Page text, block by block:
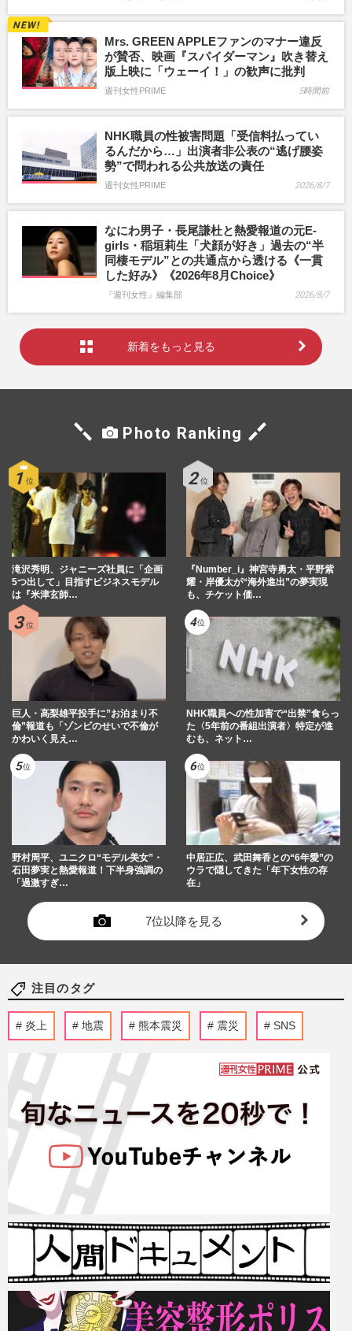
Mrs. GREEN APPLEファンのマナー違反
が賛否、映画『スパイダーマン』吹き替え
版上映に「ウェーイ！」の歓声に批判
週刊女性PRIME 5時間前
NHK職員の性被害問題「受信料払ってい
るんだから…」出演者非公表の“逃げ腰姿
勢”で問われる公共放送の責任
週刊女性PRIME 2026/8/7
なにわ男子・長尾謙杜と熱愛報道の元E-
girls・稲垣莉生「犬顔が好き」過去の“半
同棲モデル”との共通点から透ける《一貫
した好み》《2026年8月Choice》
『週刊女性』編集部 2026/8/7
新着をもっと見る
Photo Ranking
滝沢秀明、ジャニーズ社員に「企画
5つ出して」目指すビジネスモデル
は『米津玄師…
『Number_i』神宮寺勇太・平野紫
耀・岸優太が“海外進出”の夢実現
も、チケット価…
巨人・高梨雄平投手に”お泊まり不
倫”報道も「ゾンビのせいで不倫が
かわいく見え…
NHK職員への性加害で“出禁”食らっ
た〈5年前の番組出演者〉特定が進
むも、ネット…
野村周平、ユニクロ“モデル美女”・
石田夢実と熱愛報道！下半身強調の
「過激すぎ…
中居正広、武田舞香との“6年愛”の
ウラで隠してきた「年下女性の存
在」
7位以降を見る
注目のタグ
炎上 地震 熊本震災 震災 SNS